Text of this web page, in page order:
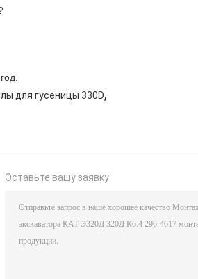
для гусеницы 330D,
Оставьте вашу заявку